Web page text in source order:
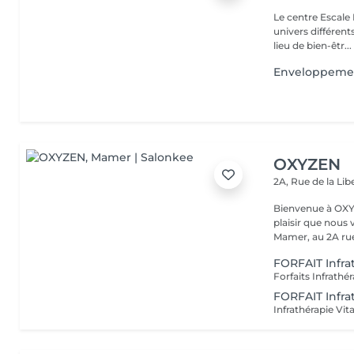
Le centre
univers différents. A l'étage, profitez d'une atmosphère
lieu de bien-êtr...
OXYZEN
2A, Rue de la
Bienvenue à OXYZEN
plaisir que nous
Mamer, au 2A
FORFAIT
FORFAIT